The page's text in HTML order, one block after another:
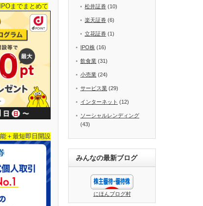
までまとめて
＋最短即日開設
松井証券 (10)
楽天証券 (6)
立花証券 (1)
IPO株 (16)
飲食業 (31)
小売業 (24)
サービス業 (29)
インターネット (12)
ソーシャルレンディング
(43)
みんなの最新ブログ
にほんブログ村